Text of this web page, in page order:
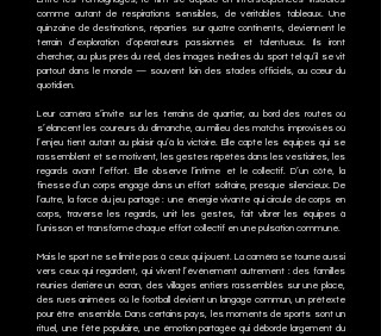
comme autant de respirations sensibles, de véritables tableaux. Une
quinzaine de destinations, réparties sur quatre continents, deviennent le
terrain d’exploration d’opérateurs passionnés et talentueux. Ils iront
chercher, au plus près du réel, des images inédites du sport tel qu’il se vit
partout dans le monde — souvent loin des stades officiels, au cœur du
quotidien.
Leur caméra s’invite sur les terrains de quartier, au bord des routes où
s’élancent les coureurs du dimanche, au milieu des matchs improvisés où
l’enjeu tient autant au plaisir qu’à la victoire. Elle capte les équipes qui se
rassemblent et se motivent, les gestes répétés dans les vestiaires, les
regards avant l’effort. Elle observe l’intime et le collectif. D’un côté, la
finesse d’un corps engagé dans un effort solitaire, presque silencieux. De
l’autre, la force du jeu partagé : une énergie vivante qui circule de corps en
corps, traverse les regards, unit les gestes, fait vibrer les équipes à
l’unisson et transforme chaque effort collectif en une pulsation commune.
Mais le sport ne se limite pas à ceux qui jouent. La caméra se tourne aussi
vers ceux qui regardent, qui vivent l’événement autrement : des familles
réunies derrière un écran, des villages entiers rassemblés sur une place,
des rues animées où le football devient un langage commun, un prétexte
pour être ensemble. Dans certains pays, les moments de sports sont un
rituel, une fête populaire, une émotion partagée qui déborde largement du